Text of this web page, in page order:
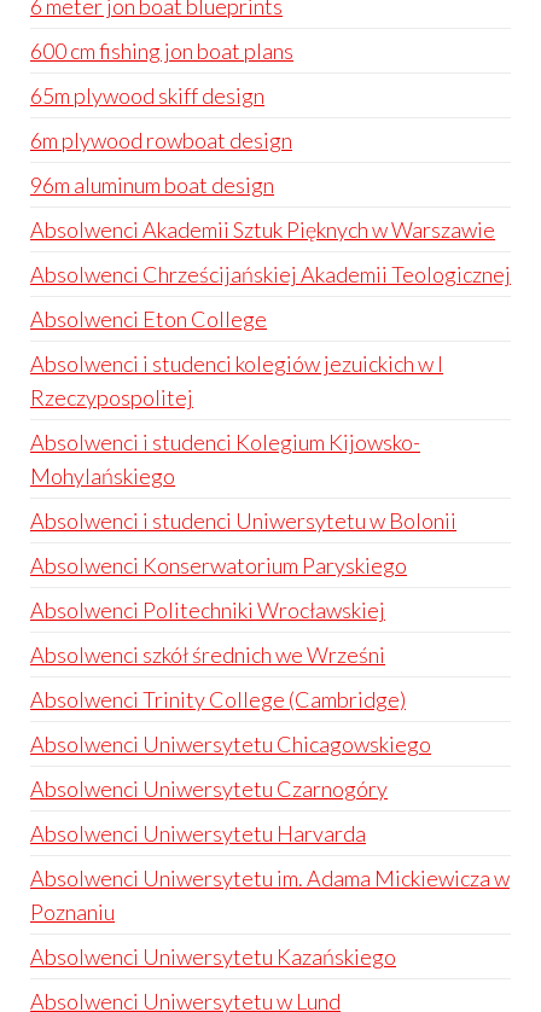
6 meter jon boat blueprints
600 cm fishing jon boat plans
65m plywood skiff design
6m plywood rowboat design
96m aluminum boat design
Absolwenci Akademii Sztuk Pięknych w Warszawie
Absolwenci Chrześcijańskiej Akademii Teologicznej
Absolwenci Eton College
Absolwenci i studenci kolegiów jezuickich w I
Rzeczypospolitej
Absolwenci i studenci Kolegium Kijowsko-
Mohylańskiego
Absolwenci i studenci Uniwersytetu w Bolonii
Absolwenci Konserwatorium Paryskiego
Absolwenci Politechniki Wrocławskiej
Absolwenci szkół średnich we Wrześni
Absolwenci Trinity College (Cambridge)
Absolwenci Uniwersytetu Chicagowskiego
Absolwenci Uniwersytetu Czarnogóry
Absolwenci Uniwersytetu Harvarda
Absolwenci Uniwersytetu im. Adama Mickiewicza w
Poznaniu
Absolwenci Uniwersytetu Kazańskiego
Absolwenci Uniwersytetu w Lund